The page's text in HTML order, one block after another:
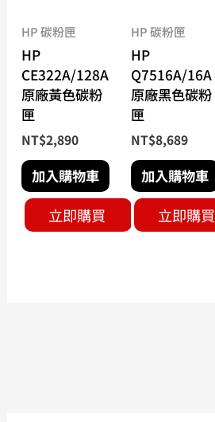
HP 碳粉匣
HP
CE322A/128A
原廠黃色碳粉
匣
NT$2,890
加入購物車
立即購買
HP 碳粉匣
HP
Q7516A/16A
原廠黑色碳粉
匣
NT$8,689
加入購物車
立即購買